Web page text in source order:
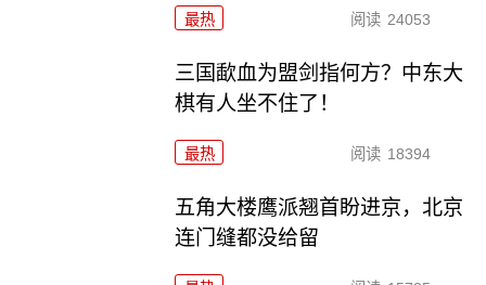
最热 阅读 24053
三国歃血为盟剑指何方？中东大
棋有人坐不住了！
最热 阅读 18394
五角大楼鹰派翘首盼进京，北京
连门缝都没给留